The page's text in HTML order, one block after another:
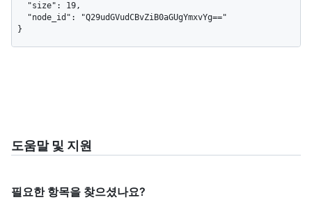
}
도움말 및 지원
필요한 항목을 찾으셨나요?